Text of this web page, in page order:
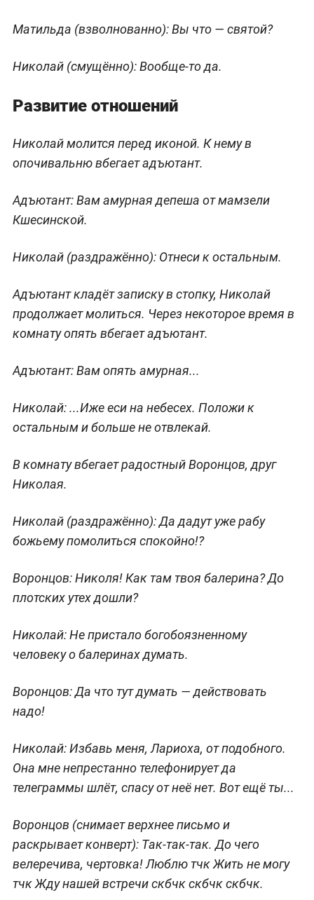
Матильда (взволнованно): Вы что — святой?
Николай (смущённо): Вообще-то да.
Развитие отношений
Николай молится перед иконой. К нему в
опочивальню вбегает адъютант.
Адъютант:Вам амурная депеша от мамзели
Кшесинской.
Николай (раздражённо): Отнеси к остальным.
Адъютант кладёт записку в стопку, Николай
продолжает молиться. Через некоторое время в
комнату опять вбегает адъютант.
Адъютант:Вам опять амурная...
Николай:...Иже еси на небесех. Положи к
остальным и больше не отвлекай.
В комнату вбегает радостный Воронцов, друг
Николая.
Николай (раздражённо): Да дадут уже рабу
божьему помолиться спокойно!?
Воронцов:Николя! Как там твоя балерина? До
плотских утех дошли?
Николай:Не пристало богобоязненному
человеку о балеринах думать.
Воронцов:Да что тут думать — действовать
надо!
Николай:Избавь меня, Лариоха, от подобного.
Она мне непрестанно телефонирует да
телеграммы шлёт, спасу от неё нет. Вот ещё ты...
Воронцов (снимает верхнее письмо и
раскрывает конверт): Так-так-так. До чего
велеречива, чертовка! Люблю тчк Жить не могу
тчк Жду нашей встречи скбчк скбчк скбчк.